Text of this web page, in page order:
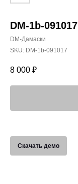
DM-1b-091017
DM-Дамаски
SKU: DM-1b-091017
8 000 ₽
Скачать демо